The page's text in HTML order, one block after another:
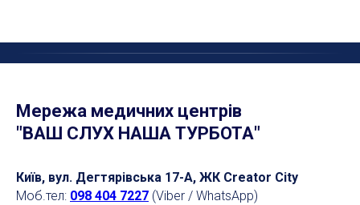
Мережа медичних центрів
"ВАШ СЛУХ НАША ТУРБОТА"
Київ, вул. Дегтярівська 17-А, ЖК Creator City
Моб.тел: 098 404 7227 (Viber / WhatsApp)